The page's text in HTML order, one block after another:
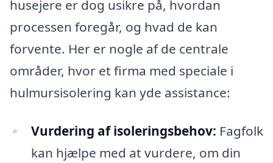
husejere er dog usikre på, hvordan
processen foregår, og hvad de kan
forvente. Her er nogle af de centrale
områder, hvor et firma med speciale i
hulmursisolering kan yde assistance:
Vurdering af isoleringsbehov: Fagfolk
kan hjælpe med at vurdere, om din